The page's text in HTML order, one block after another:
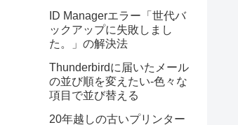
ID Managerエラー「世代バ
ックアップに失敗しまし
た。」の解決法
Thunderbirdに届いたメール
の並び順を変えたい-色々な
項目で並び替える
20年越しの古いプリンター